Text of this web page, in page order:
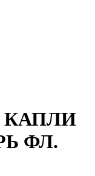
КАПЛИ
ФЛ.